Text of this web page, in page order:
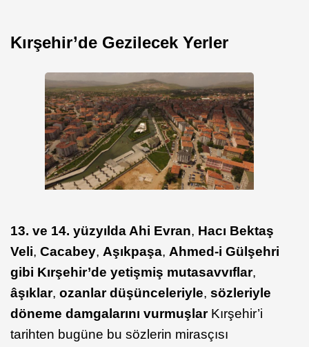
Kırşehir’de Gezilecek Yerler
13. ve 14. yüzyılda Ahi Evran, Hacı Bektaş
Veli, Cacabey, Aşıkpaşa, Ahmed-i Gülşehri
gibi Kırşehir’de yetişmiş mutasavvıflar,
âşıklar, ozanlar düşünceleriyle, sözleriyle
döneme damgalarını vurmuşlarKırşehir’i
tarihten bugüne bu sözlerin mirasçısı